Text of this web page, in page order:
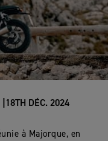
18TH DÉC. 2024
à Majorque, en